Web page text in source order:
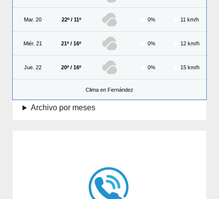
Mar. 20 22º / 11º 0% 11 km/h
Miér. 21 21º / 16º 0% 12 km/h
Jue. 22 20º / 16º 0% 15 km/h
Clima en Fernández
Archivo por meses